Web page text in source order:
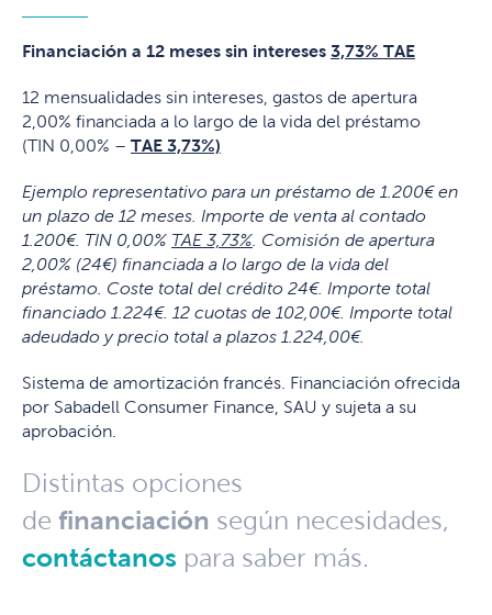
Financiación a 12 meses sin intereses 3,73% TAE
12 mensualidades sin intereses, gastos de apertura
2,00% financiada a lo largo de la vida del préstamo
(TIN 0,00% – TAE 3,73%)
Ejemplo representativo para un préstamo de 1.200€ en
un plazo de 12 meses. Importe de venta al contado
1.200€. TIN 0,00% TAE 3,73% . Comisión de apertura
2,00% (24€) financiada a lo largo de la vida del
préstamo. Coste total del crédito 24€. Importe total
financiado 1.224€. 12 cuotas de 102,00€. Importe total
adeudado y precio total a plazos 1.224,00€.
Sistema de amortización francés. Financiación ofrecida
por Sabadell Consumer Finance, SAU y sujeta a su
aprobación.
Distintas opciones
de financiación según necesidades,
contáctanos para saber más.